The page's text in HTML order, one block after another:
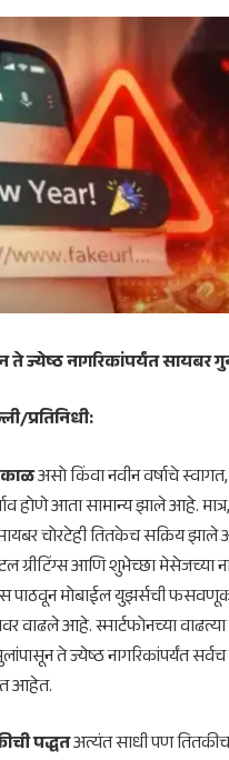
ज्येष्ठ नागरिकांपर्यंत सायबर
प्रतिनिधी:
असो किंवा नवीन वर्षाचे
होणे आता सामान्य झाले आहे.
चोरटेही तितकेच सक्रिय
ग्रीटिंग्स आणि शुभेच्छा मेसेजच्या
पाठवून मोबाईल युझर्सची
वाढले आहे. स्मार्टफोनच्या
ते ज्येष्ठ नागरिकांपर्यंत
आहेत.
पद्धतअत्यंत साधी पण